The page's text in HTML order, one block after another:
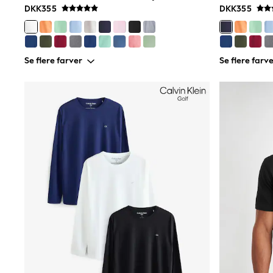
Bags
Hats
Denim Jackets
Raincoats
Waterproof
Gilets
Fleeces
Teddy Borg
Puffers
Snowsuits
Shop all
Lilo & Stitch
Bluey
Disney
Peppa Pig
All Girls Sportwear
Trainers
Hoodies & Sweatshirts
Leggings, Joggers & Shorts
DKK355
Se flere farver
DKK355
Se flere